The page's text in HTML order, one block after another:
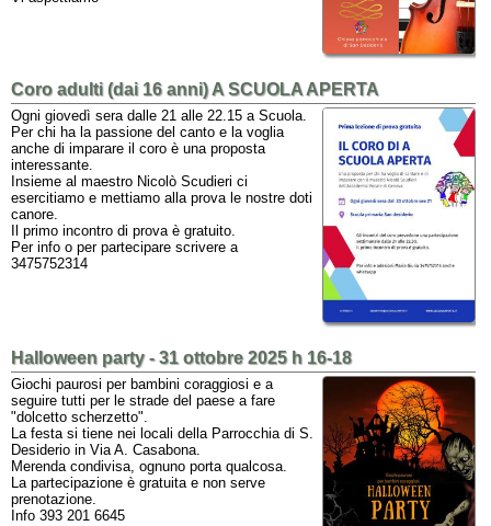
Coro adulti (dai 16 anni) A SCUOLA APERTA
Ogni giovedì sera dalle 21 alle 22.15 a Scuola.
Per chi ha la passione del canto e la voglia
anche di imparare il coro è una proposta
interessante.
Insieme al maestro Nicolò Scudieri ci
esercitiamo e mettiamo alla prova le nostre doti
canore.
Il primo incontro di prova è gratuito.
Per info o per partecipare scrivere a
3475752314
Halloween party - 31 ottobre 2025 h 16-18
Giochi paurosi per bambini coraggiosi e a
seguire tutti per le strade del paese a fare
"dolcetto scherzetto".
La festa si tiene nei locali della Parrocchia di S.
Desiderio in Via A. Casabona.
Merenda condivisa, ognuno porta qualcosa.
La partecipazione è gratuita e non serve
prenotazione.
Info 393 201 6645